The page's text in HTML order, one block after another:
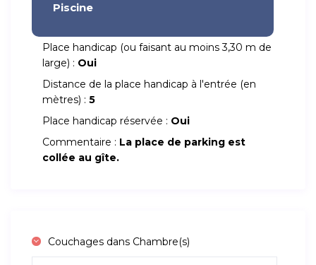
Piscine
Place handicap (ou faisant au moins 3,30 m de
large) : Oui
Distance de la place handicap à l'entrée (en
mètres) : 5
Place handicap réservée : Oui
Commentaire : La place de parking est
collée au gîte.
Couchages dans Chambre(s)